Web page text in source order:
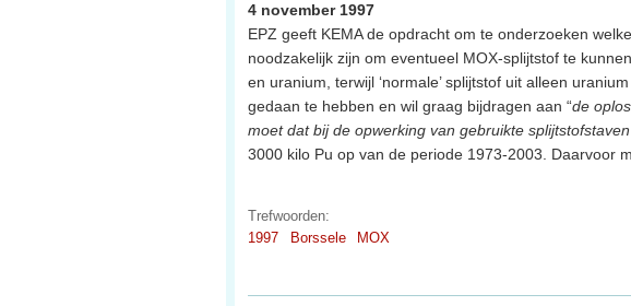
4 november 1997
EPZ geeft KEMA de opdracht om te onderzoeken
noodzakelijk zijn om eventueel MOX-splijtstof te
en uranium, terwijl ‘normale’ splijtstof uit alleen
gedaan te hebben en wil graag bijdragen aan “de
moet dat bij de opwerking van gebruikte
3000 kilo Pu op van de periode 1973-2003. Daarvoor
Trefwoorden:
1997
Borssele MOX